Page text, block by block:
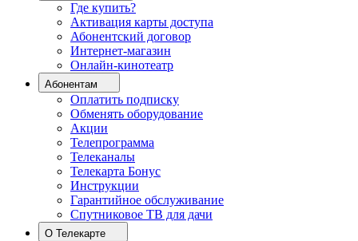
Где купить?
Активация карты доступа
Абонентский договор
Интернет-магазин
Онлайн-кинотеатр
Абонентам
Оплатить подписку
Обменять оборудование
Акции
Телепрограмма
Телеканалы
Телекарта Бонус
Инструкции
Гарантийное обслуживание
Спутниковое ТВ для дачи
О Телекарте